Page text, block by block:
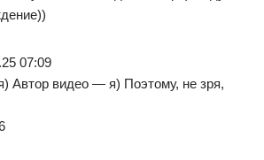
07:09
Автор видео — я) Поэтому, не зря,